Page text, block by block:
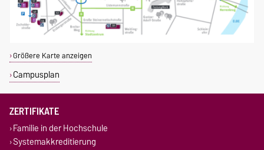
Größere Karte anzeigen
Campusplan
ZERTIFIKATE
Familie in der Hochschule
Systemakkreditierung